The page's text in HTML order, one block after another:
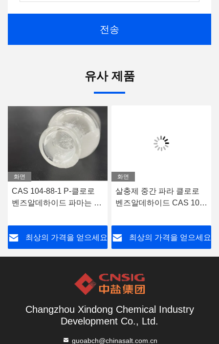
전송
유사 제품
화면
CAS 104-88-1 P-클로로
벤즈알데하이드 파마는 중
최상의 가격을 얻으세요
화면
살충제 중간 파라 클로로
벤즈알데하이드 CAS 104-
최상의 가격을 얻으세요
Changzhou Xindong Chemical Industry
Development Co., Ltd.
guoabch@chinasalt.com.cn